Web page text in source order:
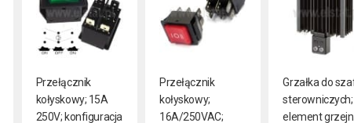
Przełącznik
kołyskowy; 15A
250V; konfiguracja
Przełącznik
kołyskowy;
16A/250VAC;
Grzałka do
sterowniczych;
element